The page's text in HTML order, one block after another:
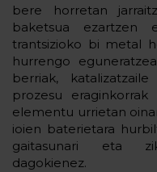
bere horretan
baketsua
trantsizioko bi metal
hurrengo
berriak,
prozesu
elementu urrietan
ioien baterietara
gaitasunari eta
dagokienez.